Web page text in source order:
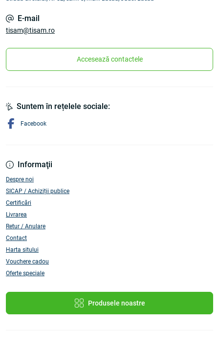
E-mail
tisam@tisam.ro
Accesează contactele
Informaţii
Despre noi
SICAP / Achiziții publice
Certificări
Livrarea
Retur / Anulare
Contact
Harta sitului
Vouchere cadou
Oferte speciale
Produsele noastre
Suntem în rețelele sociale:
Facebook